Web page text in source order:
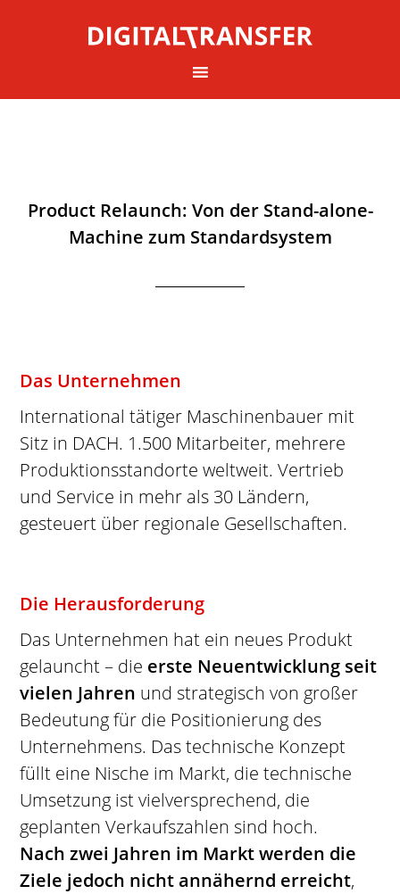
Product Relaunch: Von der Stand-alone-
Machine zum Standardsystem
Das Unternehmen
International tätiger Maschinenbauer mit
Sitz in DACH. 1.500 Mitarbeiter, mehrere
Produktionsstandorte weltweit. Vertrieb
und Service in mehr als 30 Ländern,
gesteuert über regionale Gesellschaften.
Die Herausforderung
Das Unternehmen hat ein neues Produkt
gelauncht – die erste Neuentwicklung seit
vielen Jahren und strategisch von großer
Bedeutung für die Positionierung des
Unternehmens. Das technische Konzept
füllt eine Nische im Markt, die technische
Umsetzung ist vielversprechend, die
geplanten Verkaufszahlen sind hoch.
Nach zwei Jahren im Markt werden die
Ziele jedoch nicht annähernd erreicht,